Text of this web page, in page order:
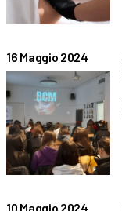
16 Maggio 2024
10 Maggio 2024